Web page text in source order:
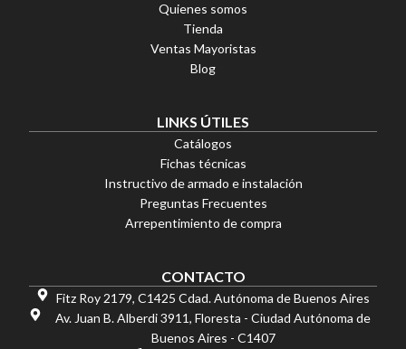
6 cuotas sin interés
Transferencia 15% OFF
Quienes somos
Tienda
Ventas Mayoristas
Blog
LINKS ÚTILES
Catálogos
Fichas técnicas
Instructivo de armado e instalación
Preguntas Frecuentes
Arrepentimiento de compra
CONTACTO
Fitz Roy 2179, C1425 Cdad. Autónoma de Buenos Aires
Av. Juan B. Alberdi 3911, Floresta - Ciudad Autónoma de
Buenos Aires - C1407